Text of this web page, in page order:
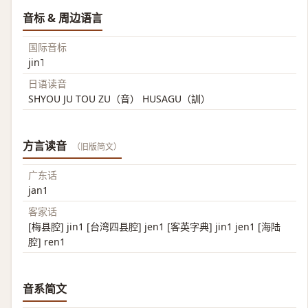
音标 & 周边语言
国际音标
jin˥
日语读音
SHYOU JU TOU ZU（音） HUSAGU（訓）
方言读音 （旧版简文）
广东话
jan1
客家话
[梅县腔] jin1 [台湾四县腔] jen1 [客英字典] jin1 jen1 [海陆
腔] ren1
音系简文